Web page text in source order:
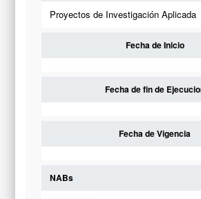
Proyectos de Investigación Aplicada
Fecha de Inicio
Fecha de fin de
Fecha de Vigencia
NABs